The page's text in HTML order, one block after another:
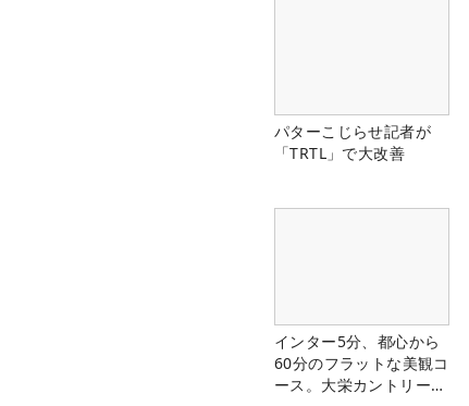
パターこじらせ記者が
「TRTL」で大改善
インター5分、都心から
60分のフラットな美観コ
ース。大栄カントリー俱